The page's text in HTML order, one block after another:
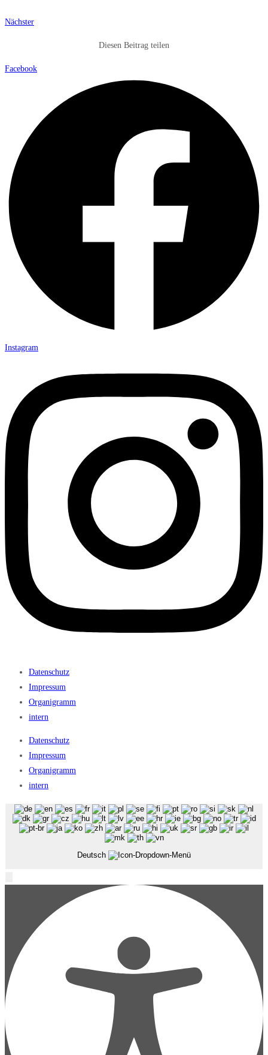
Nächster
Diesen Beitrag teilen
Facebook
Instagram
Datenschutz
Impressum
Organigramm
intern
Datenschutz
Impressum
Organigramm
intern
Deutsch